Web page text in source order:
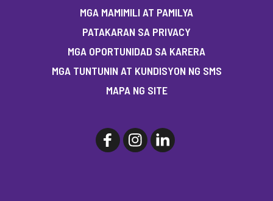
MGA MAMIMILI AT PAMILYA
PATAKARAN SA PRIVACY
MGA OPORTUNIDAD SA KARERA
MGA TUNTUNIN AT KUNDISYON NG SMS
MAPA NG SITE